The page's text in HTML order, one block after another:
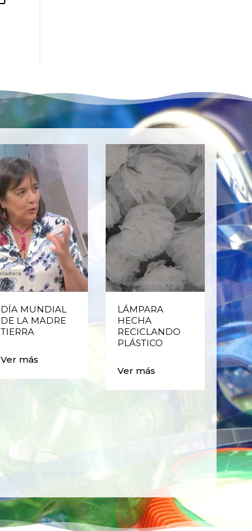
DÍA MUNDIAL
DE LA MADRE
TIERRA
Ver más
LÁMPARA
HECHA
RECICLANDO
PLÁSTICO
Ver más